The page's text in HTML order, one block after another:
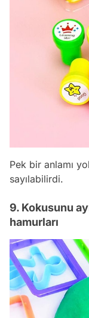
Pek bir anlamı
sayılabilirdi.
9. Kokusunu
hamurları